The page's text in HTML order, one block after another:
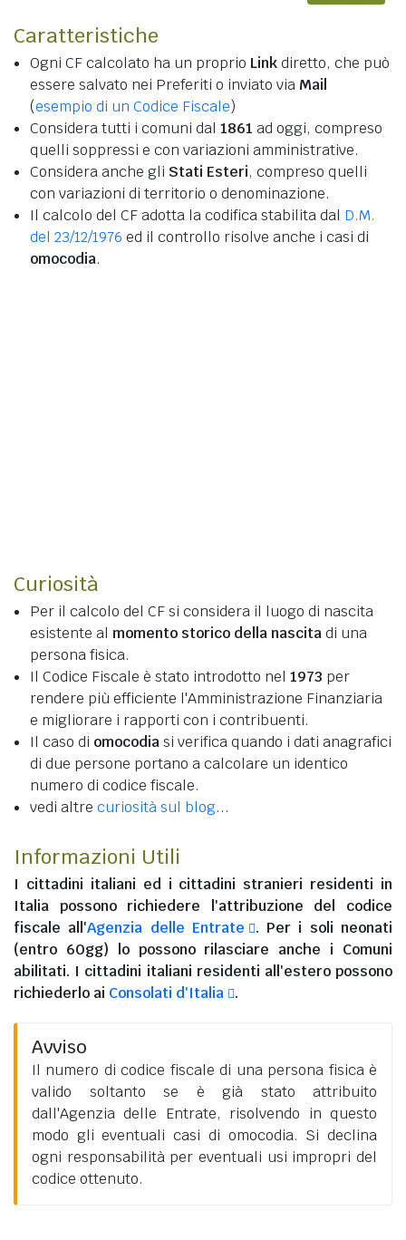
Caratteristiche
Ogni CF calcolato ha un proprio Linkdiretto, che può
essere salvato nei Preferiti o inviato via Mail
(esempio di un Codice Fiscale)
Considera tutti i comuni dal 1861 ad oggi, compreso
quelli soppressi e con variazioni amministrative.
Considera anche gli Stati Esteri, compreso quelli
con variazioni di territorio o denominazione.
Il calcolo del CF adotta la codifica stabilita dal D.M.
del 23/12/1976 ed il controllo risolve anche i casi di
omocodia.
Curiosità
Per il calcolo del CF si considera il luogo di nascita
esistente al momento storico della nascitadi una
persona fisica.
Il Codice Fiscale è stato introdotto nel 1973 per
rendere più efficiente l'Amministrazione Finanziaria
e migliorare i rapporti con i contribuenti.
Il caso di omocodiasi verifica quando i dati anagrafici
di due persone portano a calcolare un identico
numero di codice fiscale.
vedi altre curiosità sul blog...
Informazioni Utili
I cittadini italiani ed i cittadini stranieri residenti in
Italia possono richiedere l'attribuzione del codice
fiscale all'Agenzia delle Entrate
. Per i soli neonati
(entro 60gg) lo possono rilasciare anche i Comuni
abilitati. I cittadini italiani residenti all'esteropossono
richiederlo ai Consolati d'Italia .
Avviso
Il numero di codice fiscale di una persona fisica è
valido soltanto se è già stato attribuito
dall'Agenzia delle Entrate, risolvendo in questo
modo gli eventuali casi di omocodia. Si declina
ogni responsabilità per eventuali usi impropri del
codice ottenuto.